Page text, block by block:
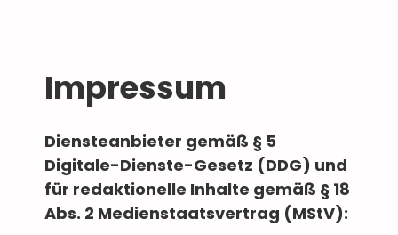
Impressum
Diensteanbieter gemäß § 5
Digitale-Dienste-Gesetz (DDG) und
für redaktionelle Inhalte gemäß § 18
Abs. 2 Medienstaatsvertrag (MStV):